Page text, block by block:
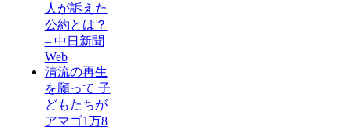
人が訴えた
公約とは？
– 中日新聞
Web
清流の再生
を願って 子
どもたちが
アマゴ1万8